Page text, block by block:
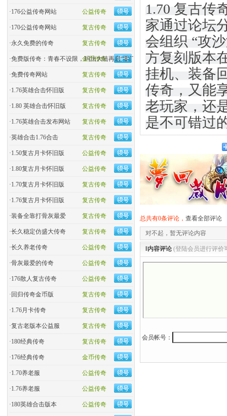
公益传奇
·176公益传奇网站
复古传奇
·170公益传奇网站
复古传奇
·永久免费的传奇
金币传奇
·免费版传奇：青春不设限，玛法大陆再启“零门槛”热血
复古传奇
·免费传奇网站
复古传奇
·1.76英雄合击怀旧版
复古传奇
·1.80 英雄合击怀旧版
复古传奇
·1.76英雄合击发布网站
复古传奇
·英雄合击1.76合击
公益传奇
·1.50复古月卡怀旧版
公益传奇
·1.80复古月卡怀旧版
复古传奇
·1.70复古月卡怀旧版
复古传奇
·1.76复古月卡怀旧版
复古传奇
·装备全靠打骨灰最爱
复古传奇
·长久稳定仿盛大传奇
公益传奇
·长久养老传奇
公益传奇
·骨灰最爱的传奇
公益传奇
·176散人复古传奇
复古传奇
· 回归传奇金币版
复古传奇
·1.76月卡传奇
复古传奇
·复古老版本公益服
复古传奇
·180经典传奇
金币传奇
·176经典传奇
公益传奇
·1.70养老服
公益传奇
·1.76养老服
公益传奇
·180英雄合击版本
1.70 复古传
家通过论坛
会组织 “攻
方复刻版本
挂机、装备
传奇，又能
老玩家，还
是不可错过
总共有0条评论， 查看全部评论
对不起，暂无评论内容
‖内容评论 (登陆会员进行评价
会员帐号：